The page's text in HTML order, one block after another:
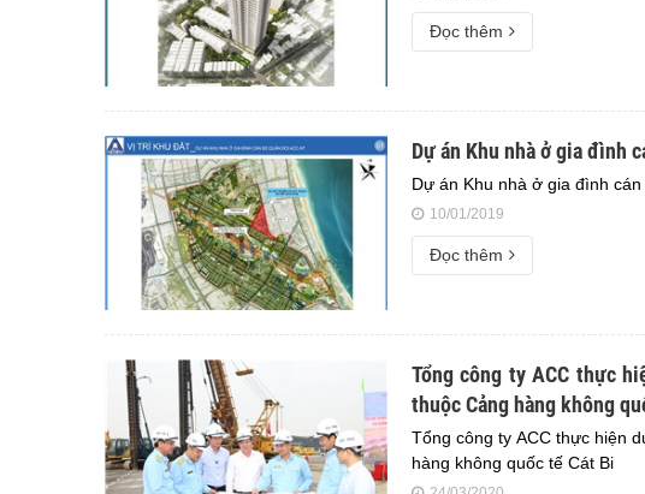
Đọc thêm
Dự án Khu nhà ở gia đình
Dự án Khu nhà ở gia đình cán
10/01/2019
Đọc thêm
Tổng công ty ACC thực
thuộc Cảng hàng không
Tổng công ty ACC thực hiện
hàng không quốc tế Cát Bi